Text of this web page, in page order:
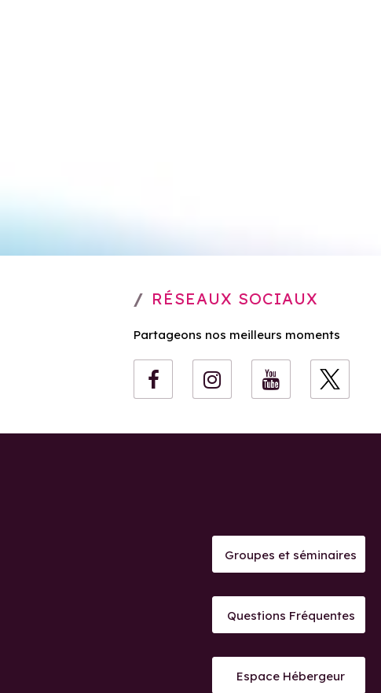
RÉSEAUX SOCIAUX
Partageons nos meilleurs moments
Groupes et séminaires
Questions Fréquentes
Espace Hébergeur